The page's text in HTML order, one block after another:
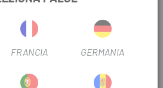
stilizzato
FRANCIA GERMANIA